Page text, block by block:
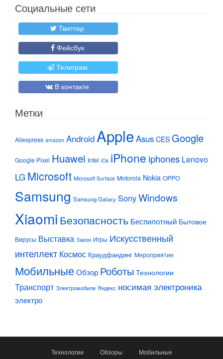
Социальные сети
Твиттер
Фейсбук
Телеграм
В контакте
Метки
Aliexpress amazon Android Apple Asus CES Google
Google Pixel Huawei Intel iOs iPhone iphones Lenovo
LG Microsoft Microsoft Surface Motorola Nokia OPPO
Samsung Samsung Galaxy SonyWindows
Xiaomi Безопасность Беспилотный Бытовое
Вирусы Выставка Закон Игры Искусственный
интеллект Космос Краудфандинг Мероприятие
МобильныеОбзор Роботы Технологии
Транспорт Электромобили Яндекс носимая электроника
электро
Технологии Обзоры Мобильные